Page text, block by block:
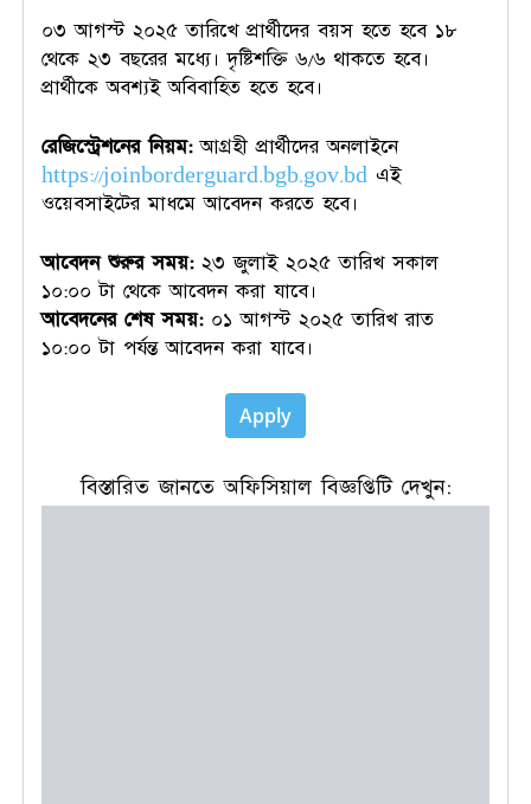
০৩ আগস্ট ২০২৫ তারিখে প্রার্থীদের বয়স হতে হবে ১৮
থেকে ২৩ বছরের মধ্যে। দৃষ্টিশক্তি ৬/৬ থাকতে হবে।
প্রার্থীকে অবশ্যই অবিবাহিত হতে হবে।
রেজিস্ট্রেশনের নিয়ম:আগ্রহী প্রার্থীদের অনলাইনে
https://joinborderguard.bgb.gov.bd এই
ওয়েবসাইটের মাধমে আবেদন করতে হবে।
আবেদন শুরুর সময়:২৩ জুলাই ২০২৫ তারিখ সকাল
১০:০০ টা থেকে আবেদন করা যাবে।
আবেদনের শেষ সময়:০১ আগস্ট ২০২৫ তারিখ রাত
১০:০০ টা পর্যন্ত আবেদন করা যাবে।
Apply
বিস্তারিত জানতে অফিসিয়াল বিজ্ঞপ্তিটি দেখুন: